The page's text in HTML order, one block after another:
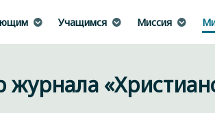
Учащимся Миссия